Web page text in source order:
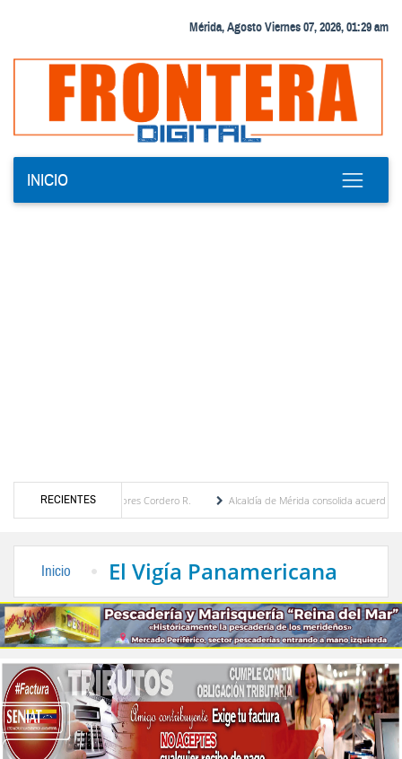
Mérida, Agosto Viernes 07, 2026, 01:29 am
INICIO
RECIENTES
María Eugenia Febres Cordero R.
Alcaldía de Mérida consolida acuerdos con
Inicio El Vigía Panamericana